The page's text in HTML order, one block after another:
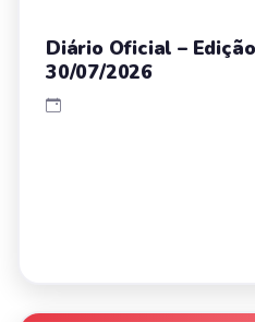
Diário Oficial –
30/07/2026